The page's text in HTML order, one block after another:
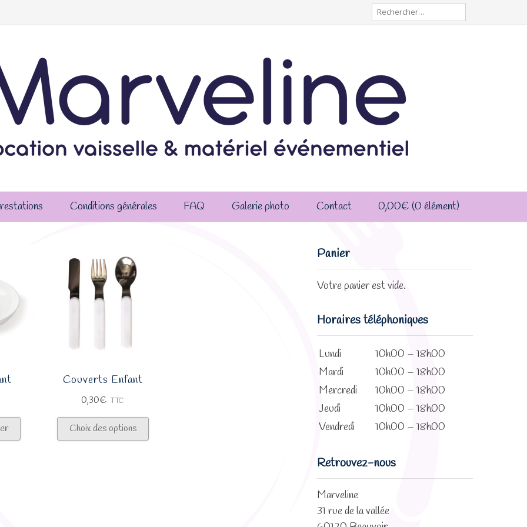
Rechercher :
Conditions générales FAQ Galerie photo Contact 0,00€ (0 élément)
Couverts Enfant
0,30€ TTC
Choix des options
Ce
Panier
Votre panier est vide.
Horaires téléphoniques
Lundi
10h00 – 18h00
Mardi
10h00 – 18h00
Mercredi
10h00 – 18h00
Jeudi
10h00 – 18h00
Vendredi
10h00 – 18h00
Retrouvez-nous
Marveline
31 rue de la vallée